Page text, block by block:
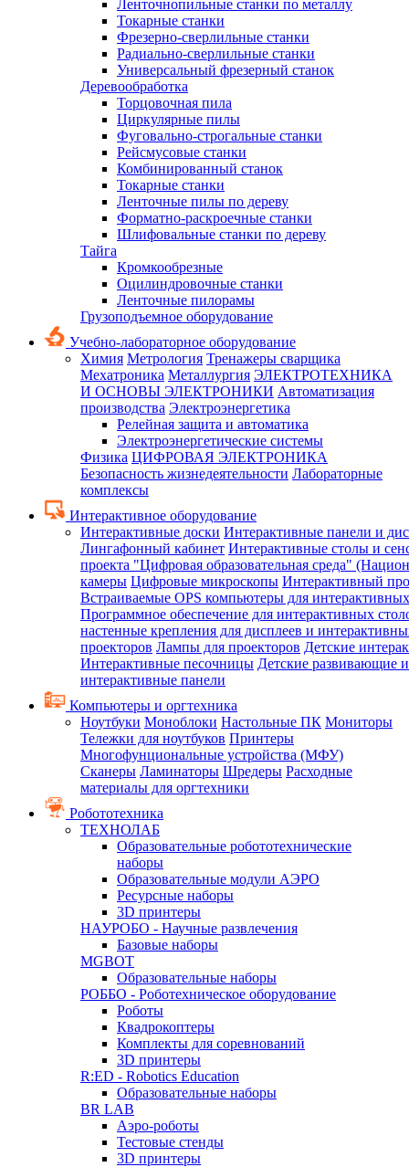
Ленточнопильные станки по металлу
Токарные станки
Фрезерно-сверлильные станки
Радиально-сверлильные станки
Универсальный фрезерный станок
Деревообработка
Торцовочная пила
Циркулярные пилы
Фуговально-строгальные станки
Рейсмусовые станки
Комбинированный станок
Токарные станки
Ленточные пилы по дереву
Форматно-раскроечные станки
Шлифовальные станки по дереву
Тайга
Кромкообрезные
Оцилиндровочные станки
Ленточные пилорамы
Грузоподъемное оборудование
Учебно-лабораторное оборудование
Химия Метрология Тренажеры сварщика
Мехатроника Металлургия ЭЛЕКТРОТЕХНИКА
И ОСНОВЫ ЭЛЕКТРОНИКИ Автоматизация
производства Электроэнергетика
Релейная защита и автоматика
Электроэнергетические системы
Физика ЦИФРОВАЯ ЭЛЕКТРОНИКА
Безопасность жизнедеятельности Лабораторные
комплексы
Интерактивное оборудование
Интерактивные доски Интерактивные панели и
Лингафонный кабинет Интерактивные столы и
проекта "Цифровая образовательная среда"
камеры Цифровые микроскопы Интерактивный
Встраиваемые OPS компьютеры для
Программное обеспечение для интерактивных
настенные крепления для дисплеев и
проекторов Лампы для проекторов Детские
Интерактивные песочницы Детские развивающие
интерактивные панели
Компьютеры и оргтехника
Ноутбуки Моноблоки Настольные ПК Мониторы
Тележки для ноутбуков Принтеры
Многофунциональные устройства (МФУ)
Сканеры Ламинаторы Шредеры Расходные
материалы для оргтехники
Робототехника
ТЕХНОЛАБ
Образовательные робототехнические
наборы
Образовательные модули АЭРО
Ресурсные наборы
3D принтеры
НАУРОБО - Научные развлечения
Базовые наборы
MGBOT
Образовательные наборы
РОББО - Роботехническое оборудование
Роботы
Квадрокоптеры
Комплекты для соревнований
3D принтеры
R:ED - Robotics Education
Образовательные наборы
BR LAB
Аэро-роботы
Тестовые стенды
3D принтеры